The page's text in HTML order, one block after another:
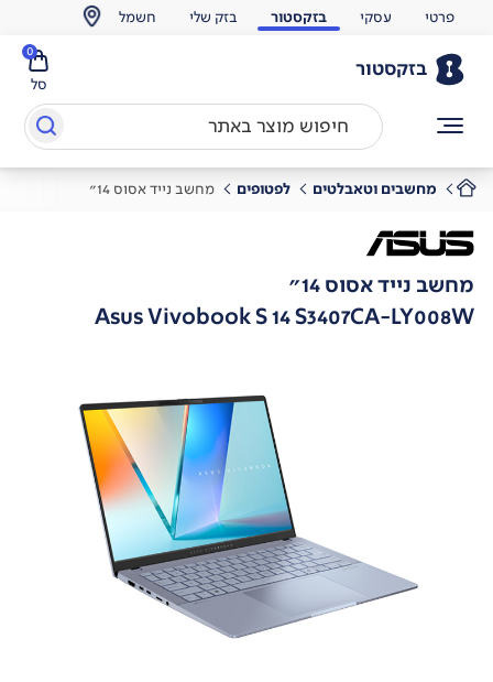
פרטי עסקי בזקסטור בזק שלי חשמל
בזקסטור
סל
0
מחשבים וטאבלטים לפטופים מחשב נייד אסוס 14"
מחשב נייד אסוס 14"
Asus Vivobook S 14 S3407CA-LY008W